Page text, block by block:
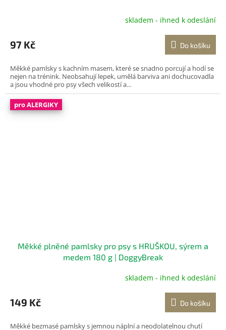
produktu
je
z
5
hvězdiček.
skladem - ihned k odeslání
97 Kč Do košíku
Měkké pamlsky s kachním masem, které se snadno porcují a hodí se
nejen na trénink. Neobsahují lepek, umělá barviva ani dochucovadla
a jsou vhodné pro psy všech velikostí a...
pro ALERGIKY
Měkké plněné pamlsky pro psy s HRUŠKOU, sýrem a
medem 180 g | DoggyBreak
skladem - ihned k odeslání
149 Kč Do košíku
Měkké bezmasé pamlsky s jemnou náplní a neodolatelnou chutí